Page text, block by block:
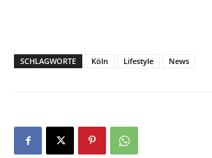
SCHLAGWORTE Köln Lifestyle News